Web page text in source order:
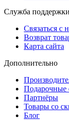
Служба поддержки
Связаться с
Возврат
Карта сайта
Дополнительно
Подарочные
Партнёры
Товары со
Блог